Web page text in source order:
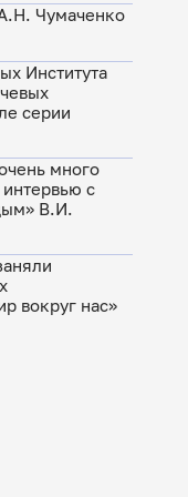
Чумаченко
Института
серии
много
с
В.И.
вокруг нас»